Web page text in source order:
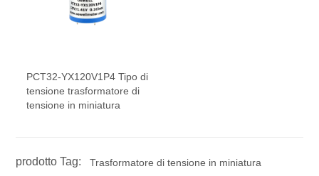
PCT32-YX120V1P4 Tipo di
tensione trasformatore di
tensione in miniatura
prodotto Tag:
Trasformatore di tensione in miniatura